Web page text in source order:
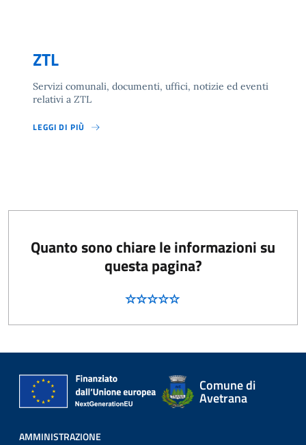
ZTL
Servizi comunali, documenti, uffici, notizie ed eventi
relativi a ZTL
LEGGI DI PIÙ
Quanto sono chiare le informazioni su
questa pagina?
Comune di
Avetrana
AMMINISTRAZIONE